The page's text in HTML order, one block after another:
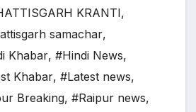
KRANTI,
samachar,
Khabar, #Hindi News,
Khabar, #Latest news,
Breaking, #Raipur news,